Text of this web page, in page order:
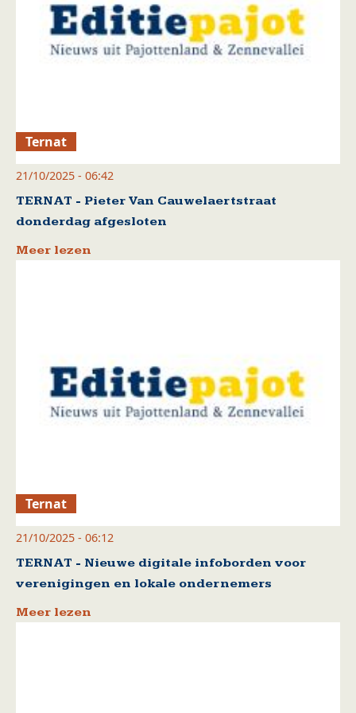
Ternat
21/10/2025 - 06:42
TERNAT - Pieter Van Cauwelaertstraat
donderdag afgesloten
Meer lezen
Ternat
21/10/2025 - 06:12
TERNAT - Nieuwe digitale infoborden voor
verenigingen en lokale ondernemers
Meer lezen